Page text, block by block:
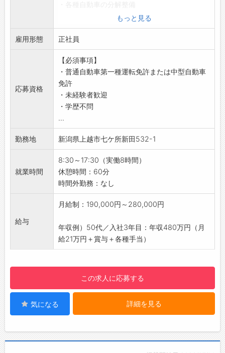
・車検整備
・リース会社の車の整備（年間約600台程度）
【残業なし！】
・プライベートとのメリハリをつけて働けます
♪
【日祝休み！土曜は月2回休み！】
・息抜きや家族との時間を大切に、しっかりリ
フレッシュできる環境です◎
【やりがい】
■全車種を取り扱う整備工場です！
・全メーカーの乗用車や大型車両（トラッ
い技術が身につきます◎
【研修制度・ステップアップ】
・OJTにて丁寧にご指導します♪
・それぞれの車の状態を見て臨機応変に対応し
技術を磨ける環境があります◎
【職場の雰囲気・社風】
万台以上車の状態を見ているベテランや、サー
キットレースでの突発の整備を経験しているス
タッフも在籍しており、心強い職場です◎
【取扱メーカー】
バル、スズキ、三菱自動車、ダイハツ、
メルセデス・ベンツ、BMW、アウディ、フォル
もっと見る
雇用形態 正社員
応募資格
【必須事項】
・普通自動車第一種運転免許または中型自動車
免許
・未経験者歓迎
・学歴不問
...
勤務地 新潟県上越市七ケ所新田532-1
就業時間
8:30～17:30（実働8時間）
休憩時間：60分
時間外勤務：なし
給与
月給制：190,000円～280,000円
年収例）50代／入社3年目：年収480万円（月
給21万円＋賞与＋各種手当）
この求人に応募する
気になる 詳細を見る